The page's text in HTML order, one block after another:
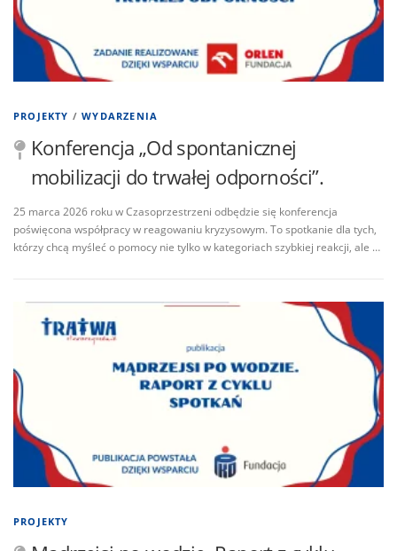
PROJEKTY /WYDARZENIA
Konferencja „Od spontanicznej
mobilizacji do trwałej odporności”.
25 marca 2026 roku w Czasoprzestrzeni odbędzie się konferencja
poświęcona współpracy w reagowaniu kryzysowym. To spotkanie dla tych,
którzy chcą myśleć o pomocy nie tylko w kategoriach szybkiej reakcji, ale …
PROJEKTY